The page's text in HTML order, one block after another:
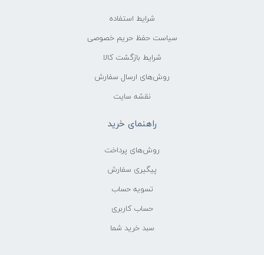
شرایط استفاده
سیاست حفظ حریم خصوصی
شرایط بازگشت کالا
روش‌های ارسال سفارش
نقشه سایت
راهنمای خرید
روش‌های پرداخت
پیگیری سفارش
تسویه حساب
حساب کاربری
سبد خرید شما